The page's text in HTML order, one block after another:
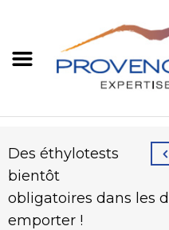
Des éthylotests
bientôt
obligatoires dans les
emporter !